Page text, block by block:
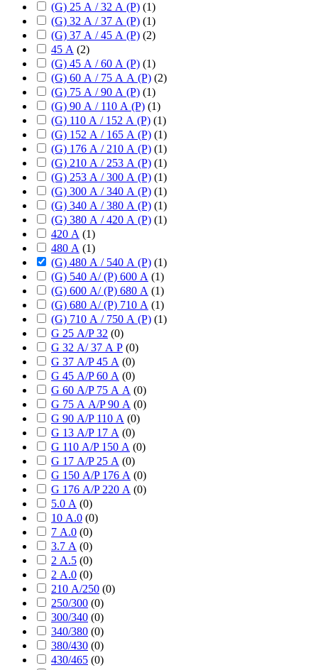
(G) 25 А / 32 А (P) (1)
(G) 32 А / 37 А (P) (1)
(G) 37 А / 45 А (P) (2)
45 А (2)
(G) 45 А / 60 А (P) (1)
(G) 60 А / 75 А А (P) (2)
(G) 75 А / 90 А (P) (1)
(G) 90 А / 110 А (P) (1)
(G) 110 А / 152 А (P) (1)
(G) 152 А / 165 А (P) (1)
(G) 176 А / 210 А (P) (1)
(G) 210 А / 253 А (P) (1)
(G) 253 А / 300 А (P) (1)
(G) 300 А / 340 А (P) (1)
(G) 340 А / 380 А (P) (1)
(G) 380 А / 420 А (P) (1)
420 А (1)
480 А (1)
(G) 480 А / 540 А (P) (1)
(G) 540 А/ (P) 600 А (1)
(G) 600 А/ (P) 680 А (1)
(G) 680 А/ (P) 710 А (1)
(G) 710 А / 750 А (P) (1)
G 25 А/P 32 (0)
G 32 А/ 37 А P (0)
G 37 А/P 45 А (0)
G 45 А/P 60 А (0)
G 60 А/P 75 А А (0)
G 75 А А/P 90 А (0)
G 90 А/P 110 А (0)
G 13 А/P 17 А (0)
G 110 А/P 150 А (0)
G 17 А/P 25 А (0)
G 150 А/P 176 А (0)
G 176 А/P 220 А (0)
5.0 А (0)
10 А.0 (0)
7 А.0 (0)
3.7 А (0)
2 А.5 (0)
2 А.0 (0)
210 А/250 (0)
250/300 (0)
300/340 (0)
340/380 (0)
380/430 (0)
430/465 (0)